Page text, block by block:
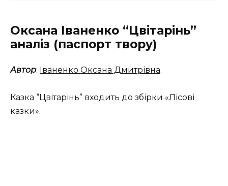
Оксана Іваненко “Цвітарінь”
аналіз (паспорт твору)
Автор: Іваненко Оксана Дмитрівна.
Казка “Цвітарінь” входить до збірки «Лісові
казки».